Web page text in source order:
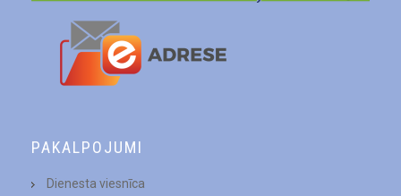
PAKALPOJUMI
Dienesta viesnīca